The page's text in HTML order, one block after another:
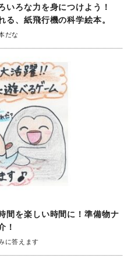
いろな力を身につけよう！
る、紙飛行機の科学絵本。
だな
間を楽しい時間に！準備物ナ
！
に答えます